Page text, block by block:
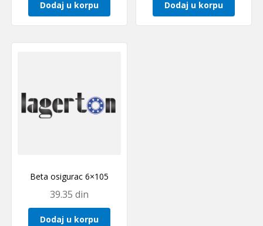
Dodaj u korpu Dodaj u korpu
Beta osigurac 6×105
39.35 din
Dodaj u korpu